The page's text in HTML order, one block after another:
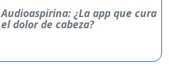
Audioaspirina: ¿La app que cura
el dolor de cabeza?